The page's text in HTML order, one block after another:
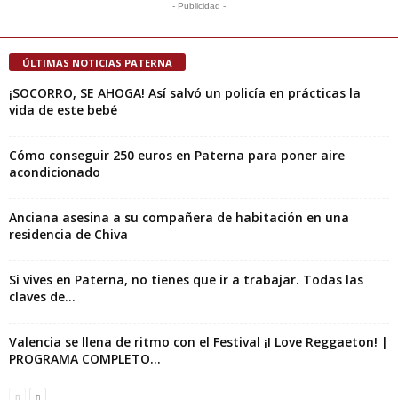
- Publicidad -
ÚLTIMAS NOTICIAS PATERNA
¡SOCORRO, SE AHOGA! Así salvó un policía en prácticas la
vida de este bebé
Cómo conseguir 250 euros en Paterna para poner aire
acondicionado
Anciana asesina a su compañera de habitación en una
residencia de Chiva
Si vives en Paterna, no tienes que ir a trabajar. Todas las
claves de...
Valencia se llena de ritmo con el Festival ¡I Love Reggaeton! |
PROGRAMA COMPLETO...